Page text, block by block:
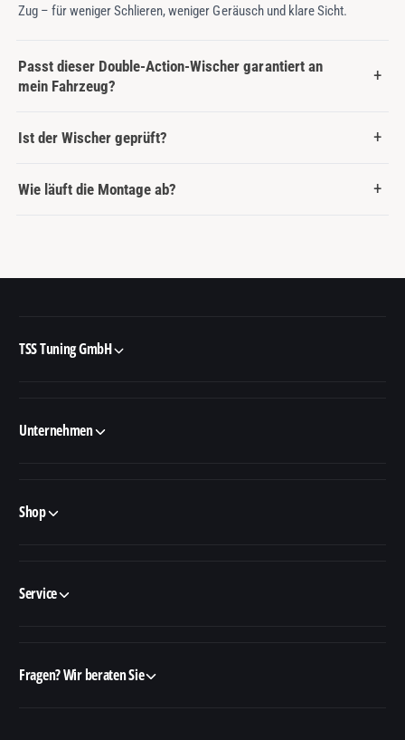
Zug – für weniger Schlieren, weniger Geräusch und klare Sicht.
Passt dieser Double-Action-Wischer garantiert an
mein Fahrzeug?
Ist der Wischer geprüft?
Wie läuft die Montage ab?
TSS Tuning GmbH
Unternehmen
Shop
Service
Fragen? Wir beraten Sie